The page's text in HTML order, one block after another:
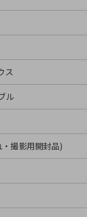
ス
ル
撮影用開封品)